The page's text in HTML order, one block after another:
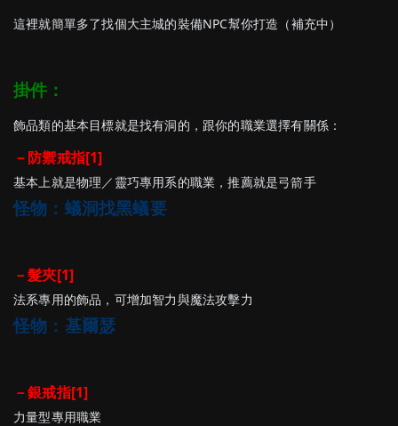
這裡就簡單多了找個大主城的裝備NPC幫你打造（補充中）
掛件：
飾品類的基本目標就是找有洞的，跟你的職業選擇有關係：
－防禦戒指[1]
基本上就是物理／靈巧專用系的職業，推薦就是弓箭手
怪物：蟻洞找黑蟻要
－髮夾[1]
法系專用的飾品，可增加智力與魔法攻擊力
怪物：基爾瑟
－銀戒指[1]
力量型專用職業